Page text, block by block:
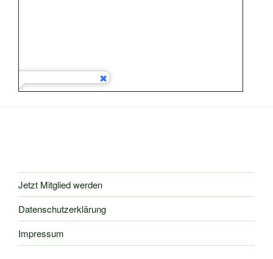
Jetzt Mitglied werden
Datenschutzerklärung
Impressum